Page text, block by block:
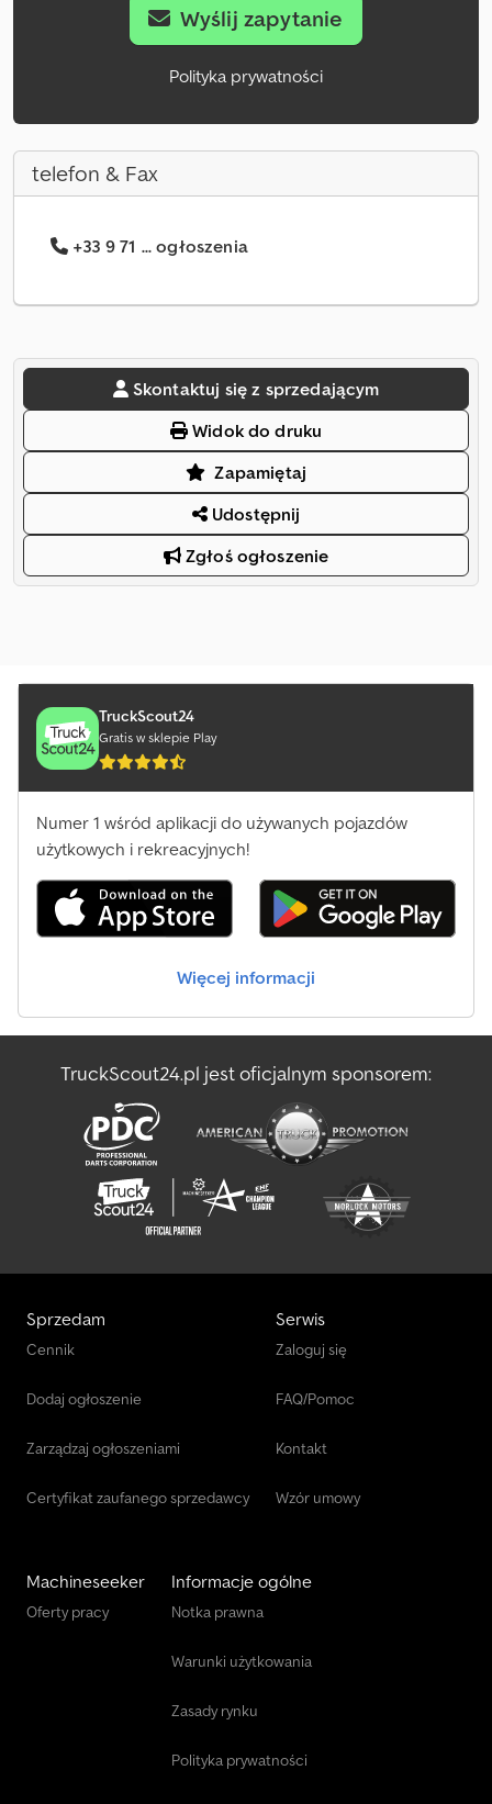
Wyślij zapytanie
Polityka prywatności
telefon & Fax
+33 9 71 ... ogłoszenia
Skontaktuj się z sprzedającym
Widok do druku
Zapamiętaj
Udostępnij
Zgłoś ogłoszenie
TruckScout24
Gratis w sklepie Play
Numer 1 wśród aplikacji do używanych pojazdów
użytkowych i rekreacyjnych!
Więcej informacji
TruckScout24.pl jest oficjalnym sponsorem:
Sprzedam
Cennik
Dodaj ogłoszenie
Zarządzaj ogłoszeniami
Certyfikat zaufanego sprzedawcy
Serwis
Zaloguj się
FAQ/Pomoc
Kontakt
Wzór umowy
Machineseeker
Oferty pracy
Informacje ogólne
Notka prawna
Warunki użytkowania
Zasady rynku
Polityka prywatności